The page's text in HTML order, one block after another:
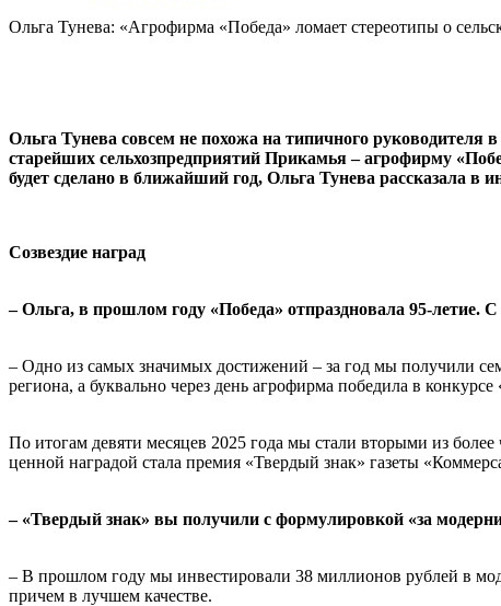
Ольга Тунева: «Агрофирма «Победа» ломает стереотипы о
Ольга Тунева совсем не похожа на типичного руководителя
старейших сельхозпредприятий Прикамья – агрофирму
будет сделано в ближайший год, Ольга Тунева рассказала в
Созвездие наград
– Ольга, в прошлом году «Победа» отпраздновала 95-летие.
– Одно из самых значимых достижений – за год мы получили
региона, а буквально через день агрофирма победила в
По итогам девяти месяцев 2025 года мы стали вторыми из
ценной наградой стала премия «Твердый знак» газеты
– «Твердый знак» вы получили с формулировкой «за
– В прошлом году мы инвестировали 38 миллионов рублей в
причем в лучшем качестве.